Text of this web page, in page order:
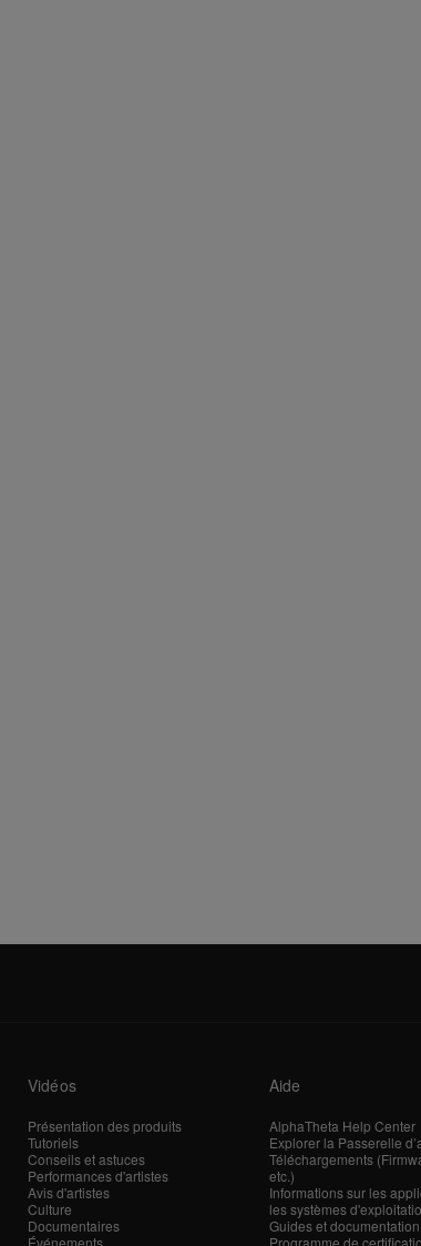
Vidéos
Présentation des produits
Tutoriels
Conseils et astuces
Performances d'artistes
Avis d'artistes
Culture
Documentaires
Événements
Aide
AlphaTheta Help Center
Explorer la Passerelle
Téléchargements
etc.)
Informations sur les
les systèmes
Guides et documentation
Programme de